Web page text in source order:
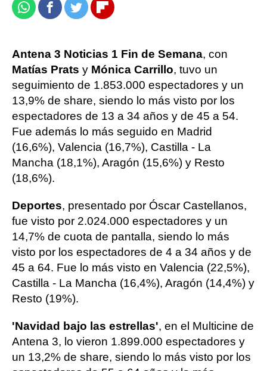
WhatsappFacebook
TwitterFlipboard
Antena 3 Noticias 1 Fin de Semana, con
Matías Prats y Mónica Carrillo, tuvo un
seguimiento de 1.853.000 espectadores y un
13,9% de share, siendo lo más visto por los
espectadores de 13 a 34 años y de 45 a 54.
Fue además lo más seguido en Madrid
(16,6%), Valencia (16,7%), Castilla - La
Mancha (18,1%), Aragón (15,6%) y Resto
(18,6%).
Deportes, presentado por Óscar Castellanos,
fue visto por 2.024.000 espectadores y un
14,7% de cuota de pantalla, siendo lo más
visto por los espectadores de 4 a 34 años y de
45 a 64. Fue lo más visto en Valencia (22,5%),
Castilla - La Mancha (16,4%), Aragón (14,4%) y
Resto (19%).
'Navidad bajo las estrellas', en el Multicine de
Antena 3, lo vieron 1.899.000 espectadores y
un 13,2% de share, siendo lo más visto por los